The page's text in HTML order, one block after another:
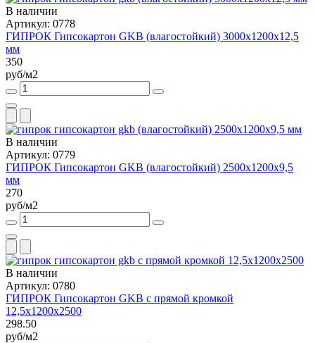
В наличии
Артикул: 0778
ГИПРОК Гипсокартон GKB (влагостойкий) 3000x1200x12,5
мм
350
руб/м2
В наличии
Артикул: 0779
ГИПРОК Гипсокартон GKB (влагостойкий) 2500x1200x9,5
мм
270
руб/м2
В наличии
Артикул: 0780
ГИПРОК Гипсокартон GKB с прямой кромкой
12,5x1200x2500
298.50
руб/м2